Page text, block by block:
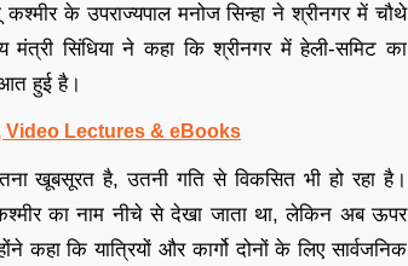
के उपराज्यपाल मनोज सिन्हा ने श्रीनगर में चौथे
मंत्री सिंधिया ने कहा कि श्रीनगर में हेली-समिट का
हुई है।
Video Lectures & eBooks
खूबसूरत है, उतनी गति से विकसित भी हो रहा है।
का नाम नीचे से देखा जाता था, लेकिन अब ऊपर
कि यात्रियों और कार्गो दोनों के लिए सार्वजनिक